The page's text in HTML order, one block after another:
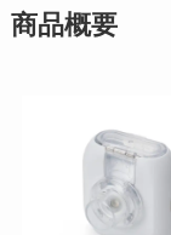
商品概要